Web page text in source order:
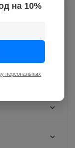
на 10%
персональных